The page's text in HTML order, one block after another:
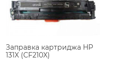
Заправка картриджа HP
131X (CF210X)